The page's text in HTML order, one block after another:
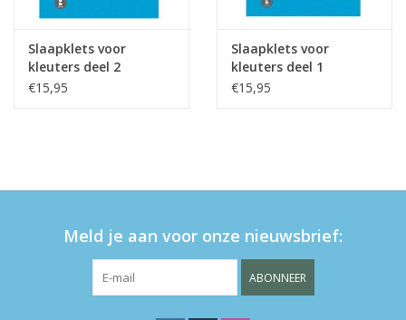
Slaapklets voor
kleuters deel 2
€15,95
Slaapklets voor
kleuters deel 1
€15,95
Meld je aan voor onze nieuwsbrief:
ABONNEER